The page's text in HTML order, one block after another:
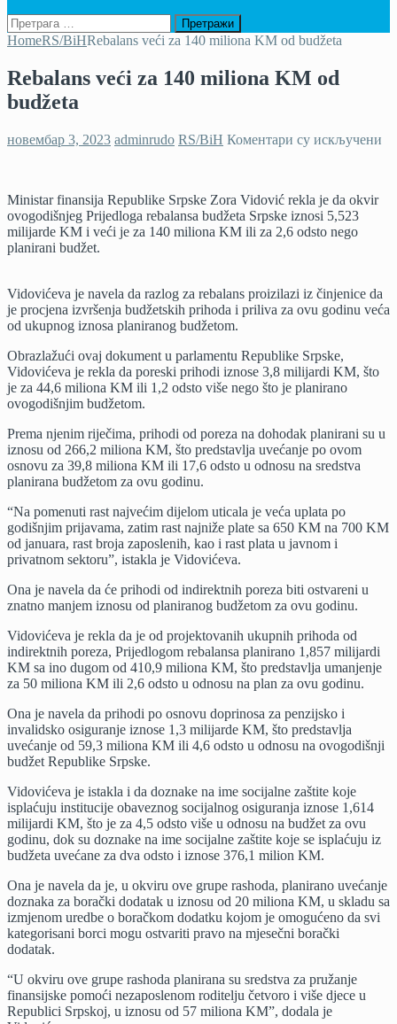
Претрага
за:
HomeRS/BiHRebalans veći za 140 miliona KM od budžeta
Rebalans veći za 140 miliona KM od
budžeta
новембар 3, 2023 adminrudo RS/BiH Коментари су искључени
Ministar finansija Republike Srpske Zora Vidović rekla je da okvir
ovogodišnjeg Prijedloga rebalansa budžeta Srpske iznosi 5,523
milijarde KM i veći je za 140 miliona KM ili za 2,6 odsto nego
planirani budžet.
Vidovićeva je navela da razlog za rebalans proizilazi iz činjenice da
je procjena izvršenja budžetskih prihoda i priliva za ovu godinu veća
od ukupnog iznosa planiranog budžetom.
Obrazlažući ovaj dokument u parlamentu Republike Srpske,
Vidovićeva je rekla da poreski prihodi iznose 3,8 milijardi KM, što
je za 44,6 miliona KM ili 1,2 odsto više nego što je planirano
ovogodišnjim budžetom.
Prema njenim riječima, prihodi od poreza na dohodak planirani su u
iznosu od 266,2 miliona KM, što predstavlja uvećanje po ovom
osnovu za 39,8 miliona KM ili 17,6 odsto u odnosu na sredstva
planirana budžetom za ovu godinu.
“Na pomenuti rast najvećim dijelom uticala je veća uplata po
godišnjim prijavama, zatim rast najniže plate sa 650 KM na 700 KM
od januara, rast broja zaposlenih, kao i rast plata u javnom i
privatnom sektoru”, istakla je Vidovićeva.
Ona je navela da će prihodi od indirektnih poreza biti ostvareni u
znatno manjem iznosu od planiranog budžetom za ovu godinu.
Vidovićeva je rekla da je od projektovanih ukupnih prihoda od
indirektnih poreza, Prijedlogom rebalansa planirano 1,857 milijardi
KM sa ino dugom od 410,9 miliona KM, što predstavlja umanjenje
za 50 miliona KM ili 2,6 odsto u odnosu na plan za ovu godinu.
Ona je navela da prihodi po osnovu doprinosa za penzijsko i
invalidsko osiguranje iznose 1,3 milijarde KM, što predstavlja
uvećanje od 59,3 miliona KM ili 4,6 odsto u odnosu na ovogodišnji
budžet Republike Srpske.
Vidovićeva je istakla i da doznake na ime socijalne zaštite koje
isplaćuju institucije obaveznog socijalnog osiguranja iznose 1,614
milijardi KM, što je za 4,5 odsto više u odnosu na budžet za ovu
godinu, dok su doznake na ime socijalne zaštite koje se isplaćuju iz
budžeta uvećane za dva odsto i iznose 376,1 milion KM.
Ona je navela da je, u okviru ove grupe rashoda, planirano uvećanje
doznaka za borački dodatak u iznosu od 20 miliona KM, u skladu sa
izmjenom uredbe o boračkom dodatku kojom je omogućeno da svi
kategorisani borci mogu ostvariti pravo na mjesečni borački
dodatak.
“U okviru ove grupe rashoda planirana su sredstva za pružanje
finansijske pomoći nezaposlenom roditelju četvoro i više djece u
Republici Srpskoj, u iznosu od 57 miliona KM”, dodala je